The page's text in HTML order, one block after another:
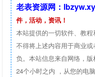
老表资源网：
件，活动，资讯！
本站提供的一切软件、教
不得将上述内容用于商业
负。本站信息来自网络，
24个小时之内 ，从您的电